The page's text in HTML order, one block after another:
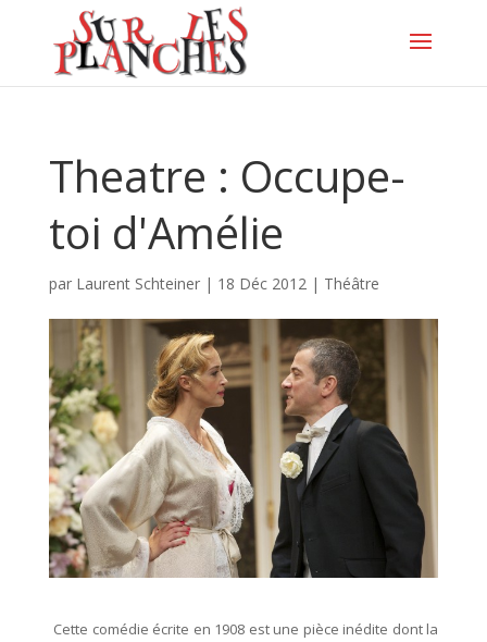
Theatre : Occupe-
toi d'Amélie
par Laurent Schteiner| 18 Déc 2012| Théâtre
Cette comédie écrite en 1908 est une pièce inédite dont la